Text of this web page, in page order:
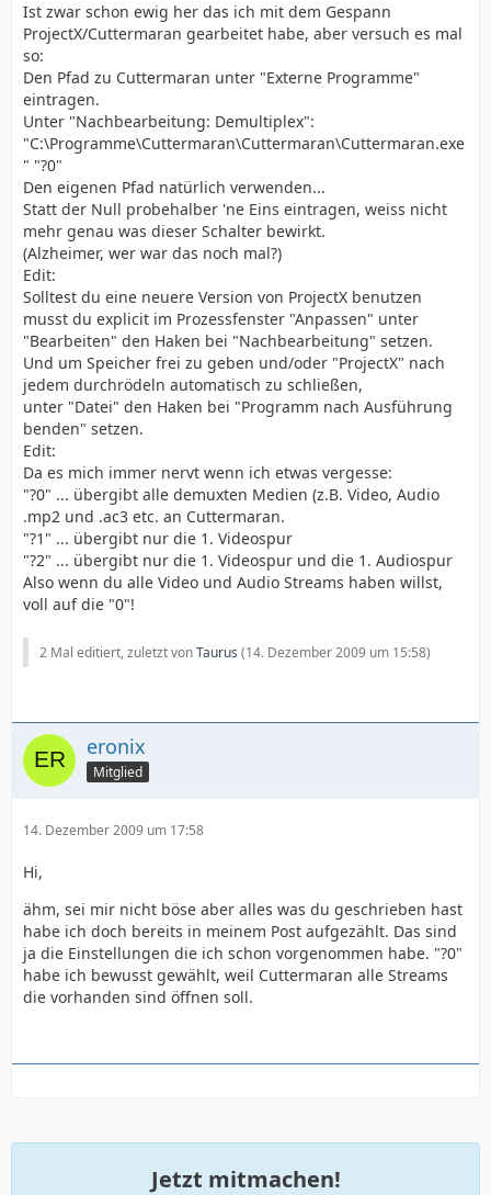
Ist zwar schon ewig her das ich mit dem Gespann
ProjectX/Cuttermaran gearbeitet habe, aber versuch es mal
so:
Den Pfad zu Cuttermaran unter "Externe Programme"
eintragen.
Unter "Nachbearbeitung: Demultiplex":
"C:\Programme\Cuttermaran\Cuttermaran\Cuttermaran.exe
" "?0"
Den eigenen Pfad natürlich verwenden...
Statt der Null probehalber 'ne Eins eintragen, weiss nicht
mehr genau was dieser Schalter bewirkt.
(Alzheimer, wer war das noch mal?)
Edit:
Solltest du eine neuere Version von ProjectX benutzen
musst du explicit im Prozessfenster "Anpassen" unter
"Bearbeiten" den Haken bei "Nachbearbeitung" setzen.
Und um Speicher frei zu geben und/oder "ProjectX" nach
jedem durchrödeln automatisch zu schließen,
unter "Datei" den Haken bei "Programm nach Ausführung
benden" setzen.
Edit:
Da es mich immer nervt wenn ich etwas vergesse:
"?0" ... übergibt alle demuxten Medien (z.B. Video, Audio
.mp2 und .ac3 etc. an Cuttermaran.
"?1" ... übergibt nur die 1. Videospur
"?2" ... übergibt nur die 1. Videospur und die 1. Audiospur
Also wenn du alle Video und Audio Streams haben willst,
voll auf die "0"!
2 Mal editiert, zuletzt vonTaurus (14. Dezember 2009 um 15:58)
eronix
Mitglied
14. Dezember 2009 um 17:58
Hi,
ähm, sei mir nicht böse aber alles was du geschrieben hast
habe ich doch bereits in meinem Post aufgezählt. Das sind
ja die Einstellungen die ich schon vorgenommen habe. "?0"
habe ich bewusst gewählt, weil Cuttermaran alle Streams
die vorhanden sind öffnen soll.
Jetzt mitmachen!